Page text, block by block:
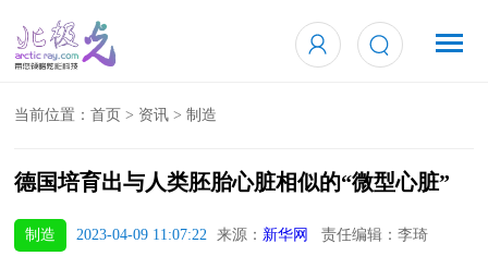
当前位置：首页 > 资讯 >制造
德国培育出与人类胚胎心脏相似的“微型心脏”
制造 2023-04-09 11:07:22 来源： 新华网 责任编辑：李琦